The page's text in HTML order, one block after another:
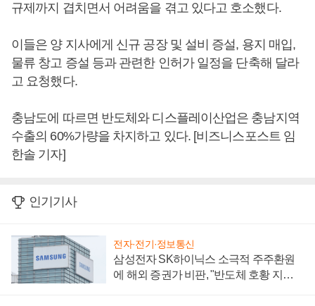
규제까지 겹치면서 어려움을 겪고 있다고 호소했다.
이들은 양 지사에게 신규 공장 및 설비 증설, 용지 매입,
물류 창고 증설 등과 관련한 인허가 일정을 단축해 달라
고 요청했다.
충남도에 따르면 반도체와 디스플레이산업은 충남지역
수출의 60%가량을 차지하고 있다. [비즈니스포스트 임
한솔 기자]
인기기사
전자·전기·정보통신
삼성전자 SK하이닉스 소극적 주주환원
에 해외 증권가 비판, "반도체 호황 지속